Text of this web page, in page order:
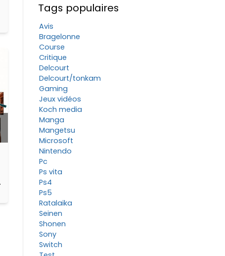
Tags populaires
Avis
Bragelonne
Course
Critique
Delcourt
Delcourt/tonkam
Gaming
Jeux vidéos
Koch media
Manga
Mangetsu
Microsoft
Nintendo
Pc
Ps vita
Ps4
Ps5
Ratalaika
Seinen
Shonen
Sony
Switch